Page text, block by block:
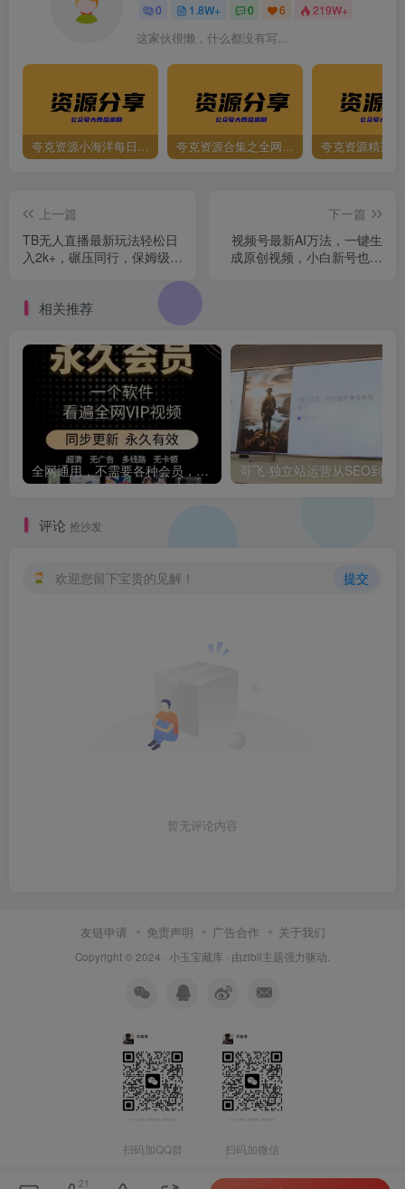
0 1.8W+ 0 6 219W+
这家伙很懒，什么都没有写...
夸克资源小海洋每日更新资源大汇总（持续更新） 夸克资源合集之全网影视 夸克资源精选
上一篇
TB无人直播最新玩法轻松日
入2k+，碾压同行，保姆级教
下一篇
视频号最新AI万法，一键生
成原创视频，小白新号也能
相关推荐
全网通用，不需要各种会员，再也不缺电影看！！
评论 抢沙发
欢迎您留下宝贵的见解！ 提交
暂无评论内容
友链申请 免责声明 广告合作 关于我们
Copyright © 2024 · 小玉宝藏库 · 由zibll主题强力驱动.
扫码加QQ群 扫码加微信
21